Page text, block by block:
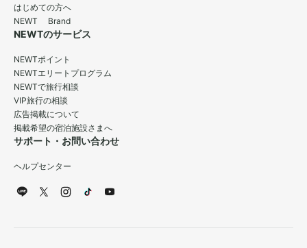
はじめての方へ
NEWT Brand
NEWTのサービス
NEWTポイント
NEWTエリートプログラム
NEWTで旅行相談
VIP旅行の相談
広告掲載について
掲載希望の宿泊施設さまへ
サポート・お問い合わせ
ヘルプセンター